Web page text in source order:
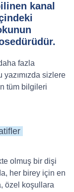
kanal
fazla
sizlere
tüm bilgileri
olmuş bir dişi
her birey için en
özel koşullara